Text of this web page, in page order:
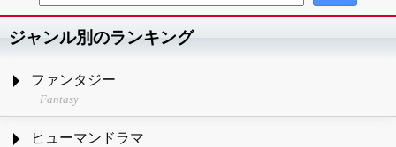
ジャンル別のランキング
ファンタジー
Fantasy
ヒューマンドラマ